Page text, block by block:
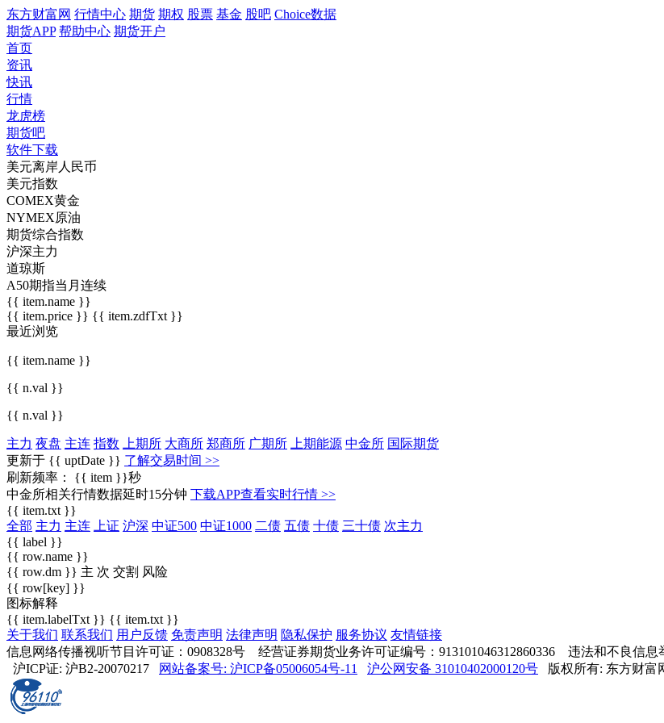
东方财富网 行情中心 期货 期权 股票 基金 股吧 Choice数据
期货APP 帮助中心 期货开户
首页
资讯
快讯
行情
龙虎榜
期货吧
软件下载
美元离岸人民币
美元指数
COMEX黄金
NYMEX原油
期货综合指数
沪深主力
道琼斯
A50期指当月连续
{{ item.name }}
{{ item.price }} {{ item.zdfTxt }}
最近浏览
{{ item.name }}
{{ n.val }}
{{ n.val }}
主力 夜盘 主连 指数 上期所 大商所 郑商所 广期所 上期能源 中金所 国际期货
更新于 {{ uptDate }} 了解交易时间 >>
刷新频率： {{ item }}秒
中金所相关行情数据延时15分钟 下载APP查看实时行情 >>
{{ item.txt }}
全部 主力 主连 上证 沪深 中证500 中证1000 二债 五债 十债 三十债 次主力
{{ label }}
{{ row.name }}
{{ row.dm }} 主 次 交割 风险
{{ row[key] }}
图标解释
{{ item.labelTxt }} {{ item.txt }}
关于我们 联系我们 用户反馈 免责声明 法律声明 隐私保护 服务协议 友情链接
信息网络传播视听节目许可证：0908328号 经营证券期货业务许可证编号：913101046312860336 违法和不良信息
沪ICP证: 沪B2-20070217
网站备案号: 沪ICP备05006054号-11 沪公网安备 31010402000120号 版权所有: 东方财富